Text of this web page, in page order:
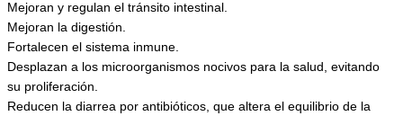
Mejoran y regulan el tránsito intestinal.
Mejoran la digestión.
Fortalecen el sistema inmune.
Desplazan a los microorganismos nocivos para la salud, evitando
su proliferación.
Reducen la diarrea por antibióticos, que altera el equilibrio de la